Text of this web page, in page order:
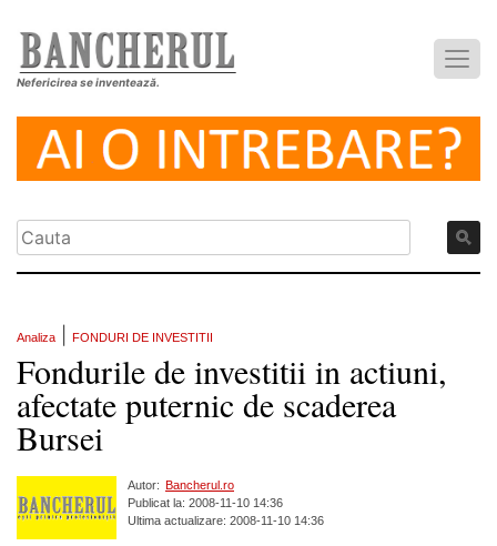
Nefericirea se inventează.
Analiza FONDURI DE INVESTITII
Fondurile de investitii in actiuni,
afectate puternic de scaderea
Bursei
Autor: Bancherul.ro
Publicat la: 2008-11-10 14:36
Ultima actualizare: 2008-11-10 14:36